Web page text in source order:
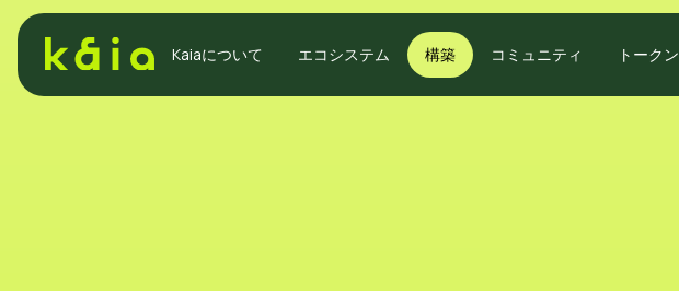
Kaiaについて エコシステム 構築 コミュニティ トークン